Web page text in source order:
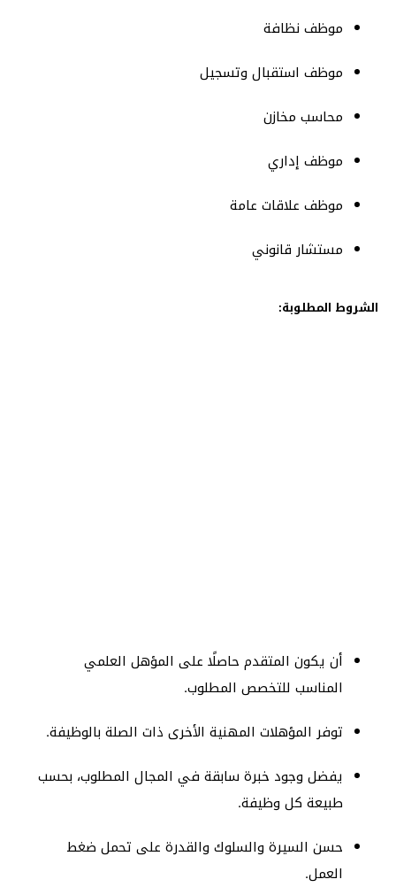
موظف نظافة
موظف استقبال وتسجيل
محاسب مخازن
موظف إداري
موظف علاقات عامة
مستشار قانوني
الشروط المطلوبة:
أن يكون المتقدم حاصلًا على المؤهل العلمي
المناسب للتخصص المطلوب.
توفر المؤهلات المهنية الأخرى ذات الصلة بالوظيفة.
يفضل وجود خبرة سابقة في المجال المطلوب، بحسب
طبيعة كل وظيفة.
حسن السيرة والسلوك والقدرة على تحمل ضغط
العمل.